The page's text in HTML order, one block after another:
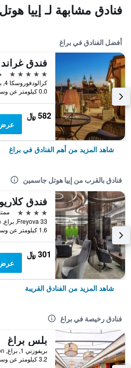
فنادق مشابهة لـ إييا
أفضل الفنادق في براغ
5 نجوم
0.0 كيلومتر عن وسط المدينة
582 ﷼
شاهد المزيد من أهم الفنادق في براغ
فنادق بالقرب من إييا هوتل جاسمين
4 نجوم
ممتاز
1.6 كيلومتر عن وسط المدينة
301 ﷼
شاهد المزيد من الفنادق القريبة
فنادق رخيصة في براغ
بلس براغ
3.2 كيلومتر عن وسط المدينة